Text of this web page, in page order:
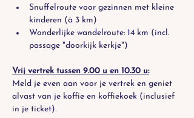
Snuffelroute voor gezinnen met kleine
kinderen (à 3 km)
Wonderlijke wandelroute: 14 km (incl.
passage "doorkijk kerkje")
Vrij vertrek tussen 9.00 u en 10.30 u:
Meld je even aan voor je vertrek en geniet
alvast van je koffie en koffiekoek (inclusief
in je ticket).